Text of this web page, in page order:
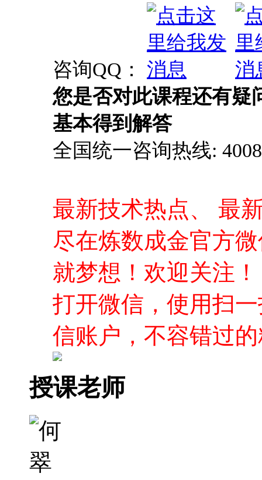
咨询QQ：
您是否对此课程还有疑
基本得到解答
全国统一咨询热线:
最新技术热点、 最
尽在炼数成金官方
就梦想！欢迎关注！
打开微信，使用扫
信账户，不容错过
授课老师